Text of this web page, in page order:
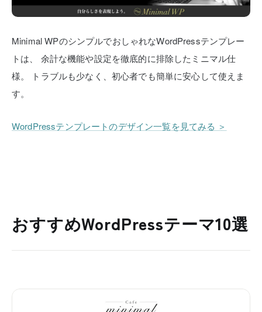
Minimal WPのシンプルでおしゃれなWordPressテンプレー
トは、
余計な機能や設定を徹底的に排除したミニマル仕
様。
トラブルも少なく、初心者でも簡単に安心して使えま
す。
WordPressテンプレートのデザイン一覧を見てみる ＞
おすすめWordPressテーマ10選